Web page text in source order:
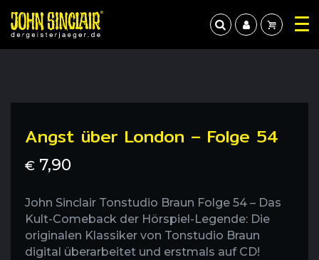
Angst über London – Folge 54
€ 7,90
John Sinclair Tonstudio Braun Folge 54 – Das
Kult-Comeback der Hörspiel-Legende: Die
originalen Klassiker von Tonstudio Braun
digital überarbeitet und erstmals auf CD!